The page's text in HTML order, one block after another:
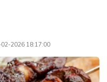
2026 18:17:00